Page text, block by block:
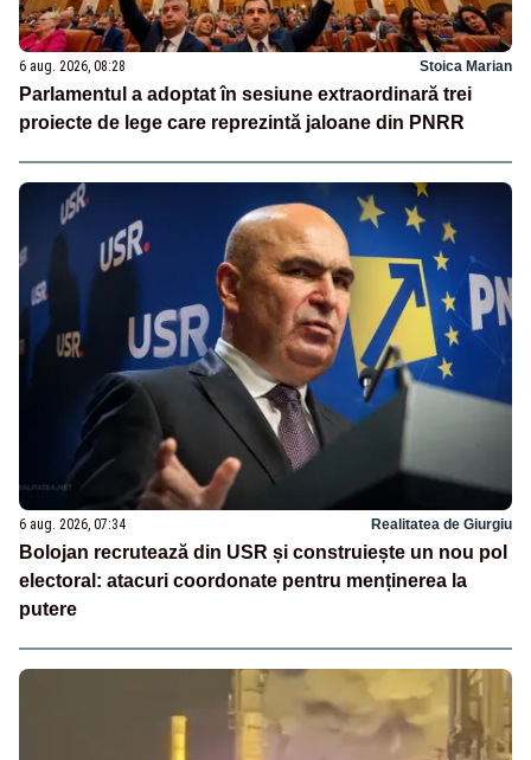
6 aug. 2026, 08:28 Stoica Marian
Parlamentul a adoptat în sesiune extraordinară trei
proiecte de lege care reprezintă jaloane din PNRR
6 aug. 2026, 07:34 Realitatea de Giurgiu
Bolojan recrutează din USR și construiește un nou pol
electoral: atacuri coordonate pentru menținerea la
putere